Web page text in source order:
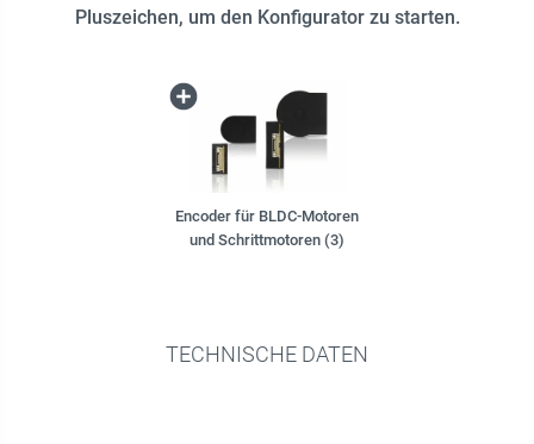
Pluszeichen, um den Konfigurator zu starten.
Encoder für BLDC-Motoren
und Schrittmotoren (3)
TECHNISCHE DATEN